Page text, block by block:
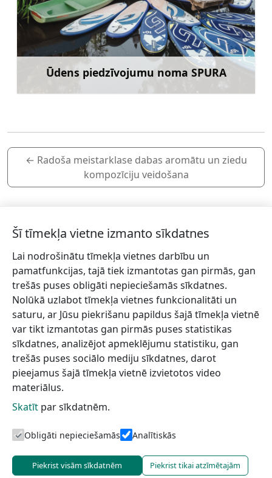
Ūdens piedzīvojumu noma SPURA
← Radoša meistarklase dabas aromātu un ziedu
kompozīciju veidošana
Piesakies jaunumiem!
Pieraksties jaunumiem e-pastā un nepalaid garām
jaunākās aktualitātes.
Vēlos saņemt jaunumus uz norādīto e-pasta adresi.
Informācijai
Šī tīmekļa vietne izmanto sīkdatnes
Lai nodrošinātu tīmekļa vietnes darbību un
pamatfunkcijas, tajā tiek izmantotas gan pirmās, gan
trešās puses obligāti nepieciešamās sīkdatnes.
Nolūkā uzlabot tīmekļa vietnes funkcionalitāti un
saturu, ar Jūsu piekrišanu papildus šajā tīmekļa vietnē
var tikt izmantotas gan pirmās puses statistikas
sīkdatnes, analizējot apmeklējumu statistiku, gan
trešās puses sociālo mediju sīkdatnes, darot
pieejamus šajā tīmekļa vietnē izvietotos video
materiālus.
Skatīt par sīkdatnēm.
Obligāti nepieciešamās Analītiskās
Piekrist visām sīkdatnēm Piekrist tikai atzīmētajām